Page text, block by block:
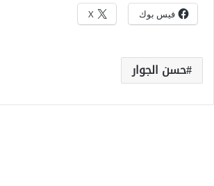
فيس بوك X
حسن الجوار